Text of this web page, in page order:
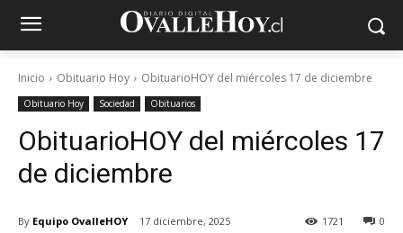
Inicio Obituario Hoy ObituarioHOY del miércoles 17 de diciembre
Obituario Hoy Sociedad Obituarios
ObituarioHOY del miércoles 17
de diciembre
By Equipo OvalleHOY 17 diciembre, 2025 0
1721